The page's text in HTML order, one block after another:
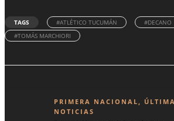
TAGS #ATLÉTICO TUCUMÁN
#DECANO
#TOMÁS MARCHIORI
PRIMERA NACIONAL
NOTICIAS